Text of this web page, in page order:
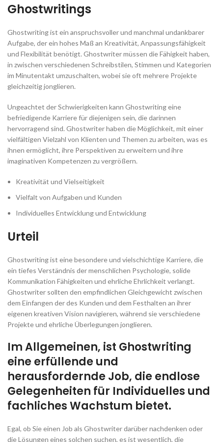
Ghostwritings
Ghostwriting ist ein anspruchsvoller und manchmal undankbarer
Aufgabe, der ein hohes Maß an Kreativität, Anpassungsfähigkeit
und Flexibilität benötigt. Ghostwriter müssen die Fähigkeit haben,
in zwischen verschiedenen Schreibstilen, Stimmen und Kategorien
im Minutentakt umzuschalten, wobei sie oft mehrere Projekte
gleichzeitig jonglieren.
Ungeachtet der Schwierigkeiten kann Ghostwriting eine
befriedigende Karriere für diejenigen sein, die darinnen
hervorragend sind. Ghostwriter haben die Möglichkeit, mit einer
vielfältigen Vielzahl von Klienten und Themen zu arbeiten, was es
ihnen ermöglicht, ihre Perspektiven zu erweitern und ihre
imaginativen Kompetenzen zu vergrößern.
Kreativität und Vielseitigkeit
Vielfalt von Aufgaben und Kunden
Individuelles Entwicklung und Entwicklung
Urteil
Ghostwriting ist eine besondere und vielschichtige Karriere, die
ein tiefes Verständnis der menschlichen Psychologie, solide
Kommunikation Fähigkeiten und ehrliche Ehrlichkeit verlangt.
Ghostwriter sollten den empfindlichen Gleichgewicht zwischen
dem Einfangen der des Kunden und dem Festhalten an ihrer
eigenen kreativen Vision navigieren, während sie verschiedene
Projekte und ehrliche Überlegungen jonglieren.
Im Allgemeinen, ist Ghostwriting
eine erfüllende und
herausfordernde Job, die endlose
Gelegenheiten für Individuelles und
fachliches Wachstum bietet.
Egal, ob Sie einen Job als Ghostwriter darüber nachdenken oder
die Lösungen eines solchen suchen, es ist wesentlich, die